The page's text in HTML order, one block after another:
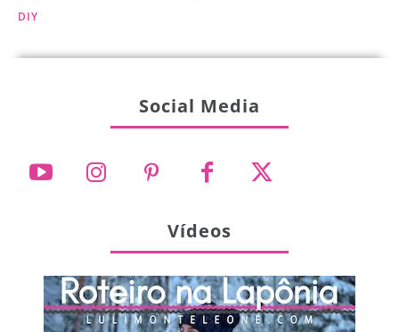
DIY
Social Media
Vídeos